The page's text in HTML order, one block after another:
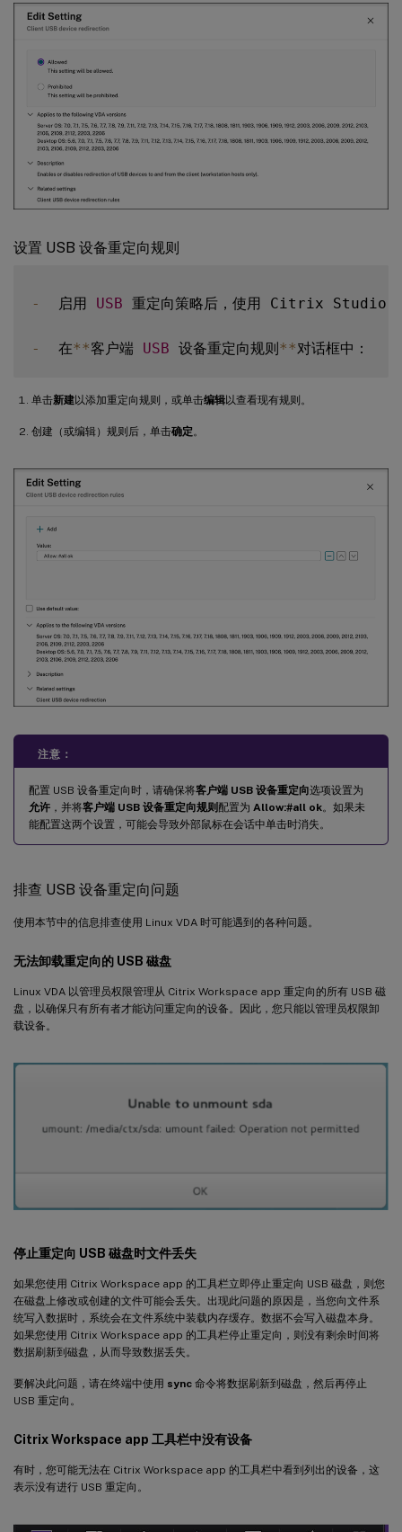
设置 USB 设备重定向规则
-
  启用
USB 重定向策略后，使用 Citrix Studio
-
  在
**客户端 USB 设备重定向规则 **
单击新建以添加重定向规则，或单击编辑以查看现有规则。
创建（或编辑）规则后，单击确定。
注意：
配置 USB 设备重定向时，请确保将客户端 USB 设备重定向选项设置为
允许 ，并将客户端 USB 设备重定向规则 配置为 Allow:#all ok。如果未
能配置这两个设置，可能会导致外部鼠标在会话中单击时消失。
排查 USB 设备重定向问题
使用本节中的信息排查使用 Linux VDA 时可能遇到的各种问题。
无法卸载重定向的 USB 磁盘
Linux VDA 以管理员权限管理从 Citrix Workspace app 重定向的所有 USB 磁
盘，以确保只有所有者才能访问重定向的设备。因此，您只能以管理员权限卸
载设备。
停止重定向 USB 磁盘时文件丢失
如果您使用 Citrix Workspace app 的工具栏立即停止重定向 USB 磁盘，则您
在磁盘上修改或创建的文件可能会丢失。出现此问题的原因是，当您向文件系
统写入数据时，系统会在文件系统中装载内存缓存。数据不会写入磁盘本身。
如果您使用 Citrix Workspace app 的工具栏停止重定向，则没有剩余时间将
数据刷新到磁盘，从而导致数据丢失。
要解决此问题，请在终端中使用 sync 命令将数据刷新到磁盘，然后再停止
USB 重定向。
Citrix Workspace app 工具栏中没有设备
有时，您可能无法在 Citrix Workspace app 的工具栏中看到列出的设备，这
表示没有进行 USB 重定向。